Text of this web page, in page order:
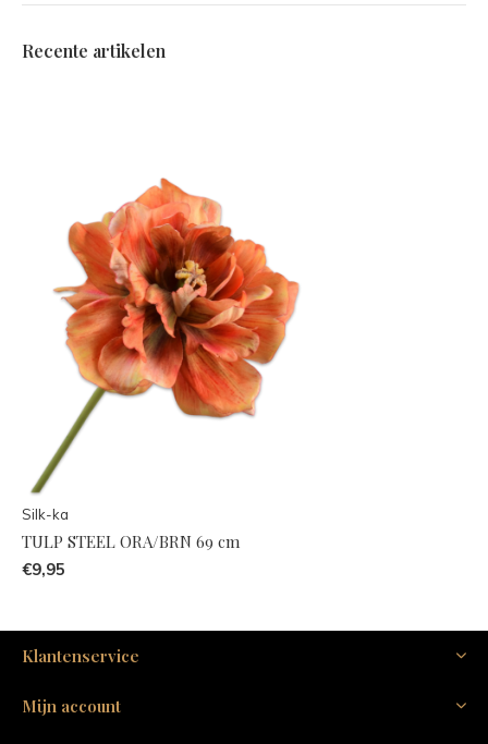
Recente artikelen
Silk-ka
TULP STEEL ORA/BRN 69 cm
€9,95
Klantenservice
Mijn account